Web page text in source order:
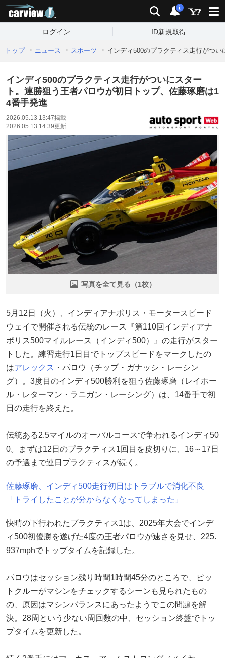
検索 通知
i
ログイン ID新規取得
トップ ニュース スポーツ インディ500のプラクティス走行がつ
インディ500のプラクティス走行がついにスター
ト。連勝狙う王者パロウが初日トップ、佐藤琢磨は1
4番手発進
2026.05.13 13:47掲載
2026.05.13 14:39更新
写真を全て見る（1枚）
5月12日（火）、インディアナポリス・モータースピード
ウェイで開催される伝統のレース『第110回インディアナ
ポリス500マイルレース（インディ500）』の走行がスター
トした。練習走行1日目でトップスピードをマークしたの
はアレックス ・パロウ（チップ・ガナッシ・レーシン
グ）。3度目のインディ500勝利を狙う佐藤琢磨（レイホー
ル・レターマン・ラニガン・レーシング）は、14番手で初
日の走行を終えた。
伝統ある2.5マイルのオーバルコースで争われるインディ50
0。まずは12日のプラクティス1回目を皮切りに、16～17日
の予選まで連日プラクティスが続く。
佐藤琢磨、インディ500走行初日はトラブルで消化不良
「トライしたことが分からなくなってしまった」
快晴の下行われたプラクティス1は、2025年大会でインデ
ィ500初優勝を遂げた4度の王者パロウが速さを見せ、225.
937mphでトップタイムを記録した。
パロウはセッション残り時間1時間45分のところで、ピッ
トクルーがマシンをチェックするシーンも見られたもの
の、原因はマシンバランスにあったようでこの問題を解
決。28周という少ない周回数の中、セッション終盤でトッ
プタイムを更新した。